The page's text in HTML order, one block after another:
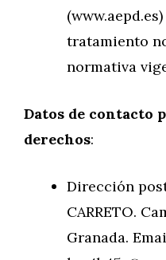
tratamiento
normativa
Datos de contacto
derechos:
Dirección
CARRETO.
Granada.